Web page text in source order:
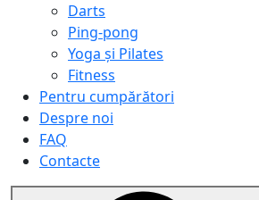
Darts
Ping-pong
Yoga și Pilates
Fitness
Pentru cumpărători
Despre noi
FAQ
Contacte